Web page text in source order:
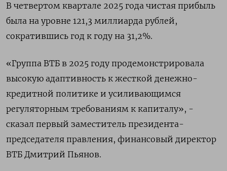
В четвертом квартале 2025 года чистая прибыль
была на уровне 121,3 ‌миллиарда рублей,
сократившись год к году на 31,2%.
«Группа ВТБ в 2025 году продемонстрировала
высокую адаптивность к жесткой денежно-
кредитной политике и усиливающимся
регуляторным требованиям к капиталу», -
сказал первый заместитель президента-
председателя правления, финансовый директор
ВТБ Дмитрий Пьянов.